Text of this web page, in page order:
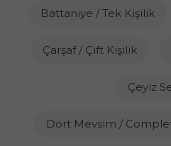
Battaniye / Tek Kişilik
Çarşaf / Çift Kişilik
Çeyiz
Dört Mevsim /